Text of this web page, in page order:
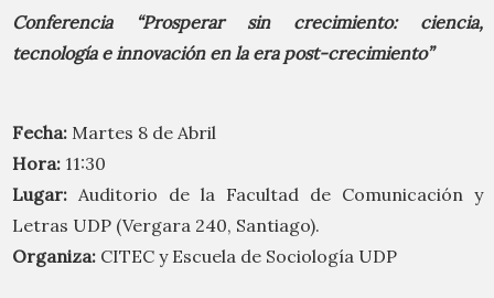
Conferencia “Prosperar sin crecimiento: ciencia,
tecnología e innovación en la era post-crecimiento”
Fecha:Martes 8 de Abril
Hora:11:30
Lugar:Auditorio de la Facultad de Comunicación y
Letras UDP (Vergara 240, Santiago).
Organiza:CITEC y Escuela de Sociología UDP